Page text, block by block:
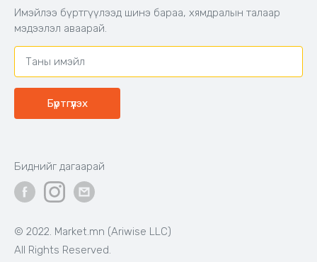
Хамтран ажиллах
Холбоо барих
Имэйлээ бүртгүүлээд шинэ бараа, хямдралын талаар
мэдээлэл аваарай.
Бүртгүүлэх
© 2022. Market.mn (Ariwise LLC)
All Rights Reserved.
Биднийг дагаарай